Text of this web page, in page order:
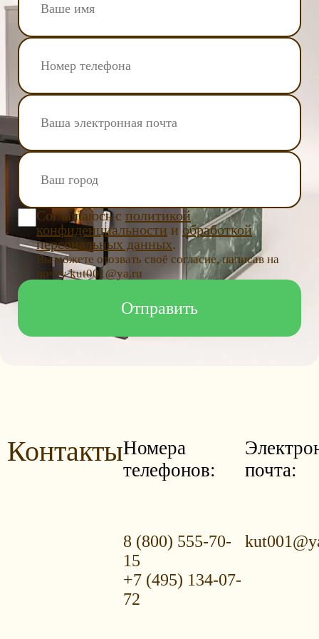
Соглашаюсь с политикой
конфиденциальности и обработкой
персональных данных.
Вы можете отозвать своё согласие, написав на
почту kut001@ya.ru
КонтактыНомера
телефонов:
8 (800) 555-70-
15
+7 (495) 134-07-
72
почта: